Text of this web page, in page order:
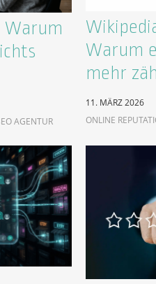
Warum
AGENTUR
Warum
mehr
11. MÄRZ 2026
ONLINE